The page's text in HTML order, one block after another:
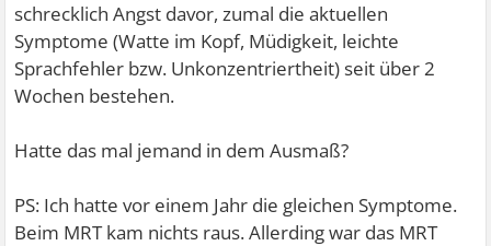
schrecklich Angst davor, zumal die aktuellen
Symptome (Watte im Kopf, Müdigkeit, leichte
Sprachfehler bzw. Unkonzentriertheit) seit über 2
Wochen bestehen.
Hatte das mal jemand in dem Ausmaß?
PS: Ich hatte vor einem Jahr die gleichen Symptome.
Beim MRT kam nichts raus. Allerding war das MRT